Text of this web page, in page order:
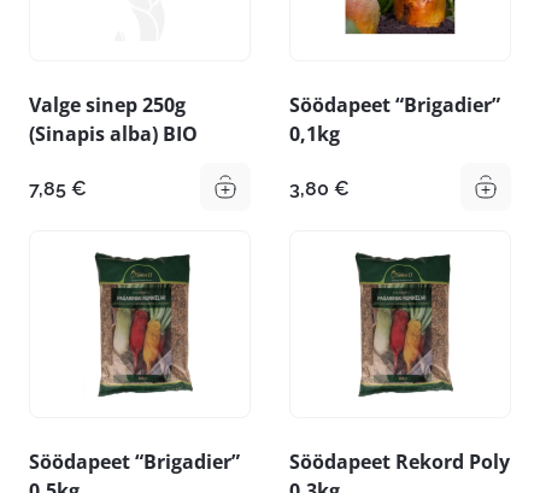
Valge sinep 250g
(Sinapis alba) BIO
7,85 €
Söödapeet “Brigadier”
0,1kg
3,80 €
Söödapeet “Brigadier”
Söödapeet Rekord Poly